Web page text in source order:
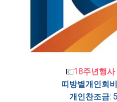
💶18주년행사
띠방별개인회
개인찬조금: